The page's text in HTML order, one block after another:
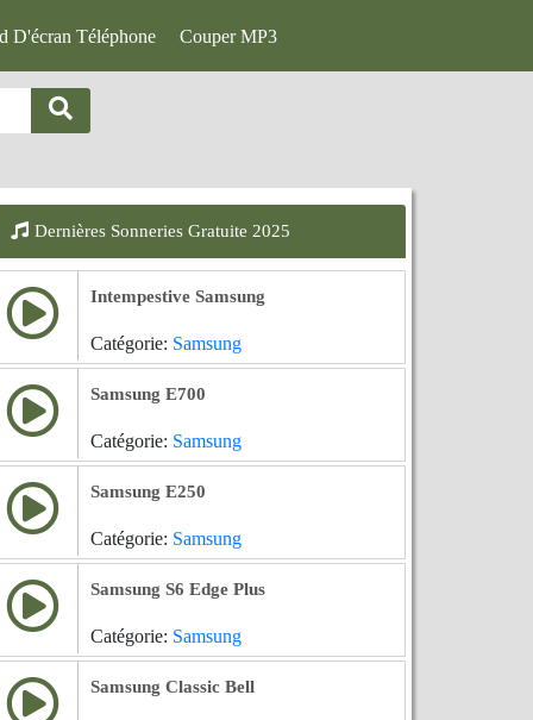
D'écran Téléphone Couper MP3
Dernières Sonneries Gratuite 2025
Intempestive Samsung
Catégorie: Samsung
Samsung E700
Catégorie: Samsung
Samsung E250
Catégorie: Samsung
Samsung S6 Edge Plus
Catégorie: Samsung
Samsung Classic Bell